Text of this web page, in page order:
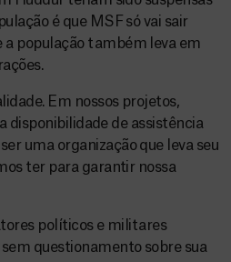
é que MSF só vai sair
a população também leva em
Em nossos projetos,
disponibilidade de assistência
uma organização que leva seu
ter para garantir nossa
políticos e militares
questionamento sobre sua